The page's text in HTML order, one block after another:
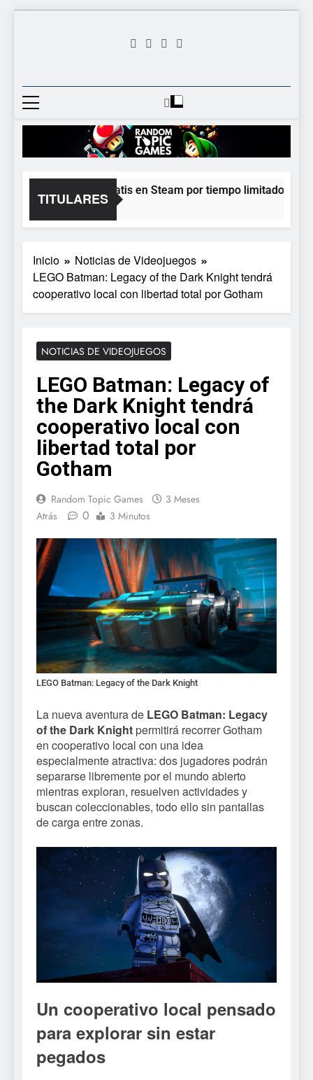
Random
Games
Videojuego Favorito
TITULARES
Moonlighter está gratis en Steam por tiempo limitado y Epic
20 Horas Atrás
Inicio
Noticias de Videojuegos
LEGO Batman: Legacy of the Dark Knight tendrá
cooperativo local con libertad total por Gotham
NOTICIAS DE VIDEOJUEGOS
LEGO Batman: Legacy of
the Dark Knight tendrá
cooperativo local con
libertad total por
Gotham
Random Topic Games
3 Meses
Atrás
0 3 Minutos
LEGO Batman: Legacy of the Dark Knight
La nueva aventura de LEGO Batman: Legacy
of the Dark Knight permitirá recorrer Gotham
en cooperativo local con una idea
especialmente atractiva: dos jugadores podrán
separarse libremente por el mundo abierto
mientras exploran, resuelven actividades y
buscan coleccionables, todo ello sin pantallas
de carga entre zonas.
Un cooperativo local pensado
para explorar sin estar
pegados